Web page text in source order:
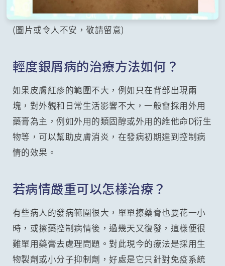
(圖片或令人不安，敬請留意)
輕度銀屑病的治療方法如何？
如果皮膚紅疹的範圍不大，例如只在背部出現兩
塊，對外觀和日常生活影響不大，一般會採用外用
藥膏為主，例如外用的類固醇或外用的維他命D衍生
物等，可以幫助皮膚消炎，在發病初期達到控制病
情的效果。
若病情嚴重可以怎樣治療？
有些病人的發病範圍很大，單單擦藥膏也要花一小
時，或擦藥控制病情後，過幾天又復發，這樣便很
難單用藥膏去處理問題。對此現今的療法是採用生
物製劑或小分子抑制劑，好處是它只針對免疫系統